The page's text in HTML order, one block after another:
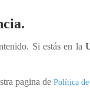
el
en
del antiguo
Si estás en la
pagina de Política